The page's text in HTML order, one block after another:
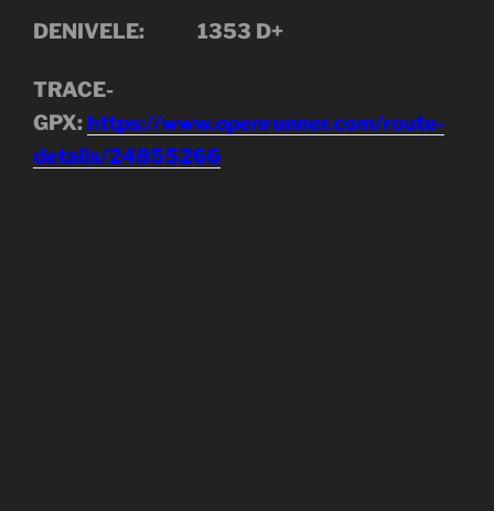
DENIVELE: 1353 D+
TRACE-
GPX: https://www.openrunner.com/route-
details/24855266